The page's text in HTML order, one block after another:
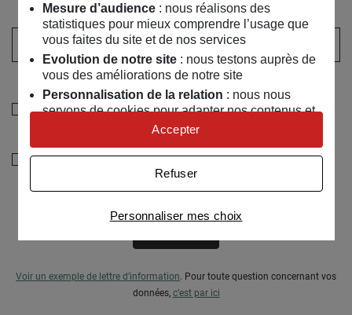
Votre adresse email :
Sélectionner au moins un choix
Je souhaite recevoir les informations de la
programmation culturelle du MSC
Je souhaite également recevoir les alertes des ventes
découvertes du MSC
Voir un exemple de lettre d’information. Pour toute question concernant vos
données, c’est par ici
Mesure d’audience: nous réalisons des
statistiques pour mieux comprendre l’usage que
vous faites du site et de nos services
Evolution de notre site: nous testons auprès de
vous des améliorations de notre site
Personnalisation de la relation : nous nous
servons de cookies pour adapter nos contenus et
personnaliser nos offres
Univers publicitaire: nous utilisons avec nos
publicités personnalisées
Personnaliser mes choix
Refuser
Accepter